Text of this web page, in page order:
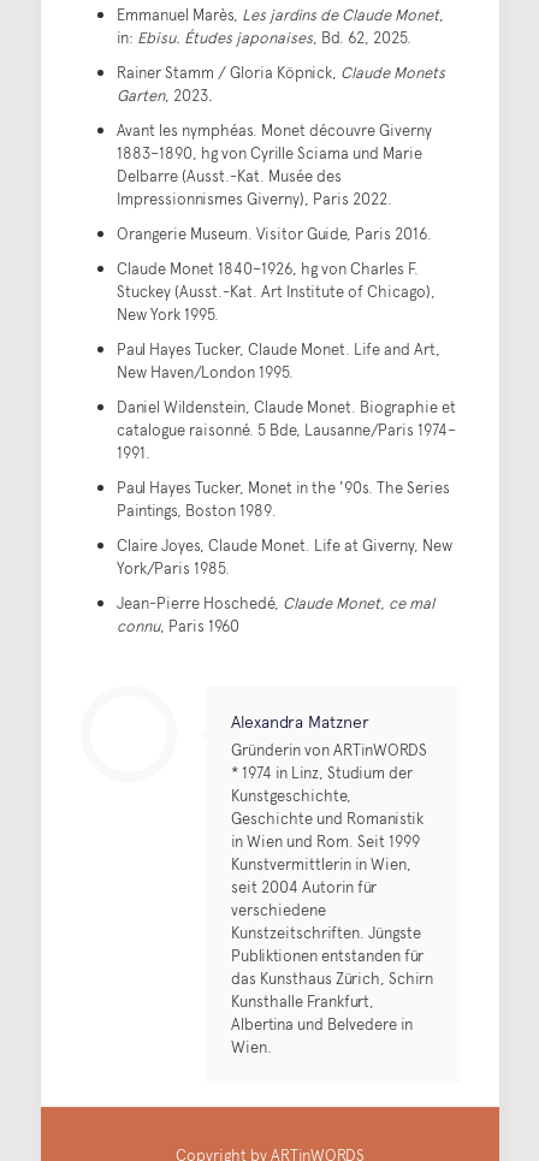
Emmanuel Marès, Les jardins de Claude Monet,
in: Ebisu. Études japonaises, Bd. 62, 2025.
Rainer Stamm / Gloria Köpnick, Claude Monets
Garten, 2023.
Avant les nymphéas. Monet découvre Giverny
1883–1890, hg von Cyrille Sciama und Marie
Delbarre (Ausst.-Kat. Musée des
Impressionnismes Giverny), Paris 2022.
Orangerie Museum. Visitor Guide, Paris 2016.
Claude Monet 1840–1926, hg von Charles F.
Stuckey (Ausst.-Kat. Art Institute of Chicago),
New York 1995.
Paul Hayes Tucker, Claude Monet. Life and Art,
New Haven/London 1995.
Daniel Wildenstein, Claude Monet. Biographie et
catalogue raisonné. 5 Bde, Lausanne/Paris 1974–
1991.
Paul Hayes Tucker, Monet in the '90s. The Series
Paintings, Boston 1989.
Claire Joyes, Claude Monet. Life at Giverny, New
York/Paris 1985.
Jean-Pierre Hoschedé, Claude Monet, ce mal
connu, Paris 1960
Alexandra Matzner
Gründerin von ARTinWORDS
* 1974 in Linz, Studium der
Kunstgeschichte,
Geschichte und Romanistik
in Wien und Rom. Seit 1999
Kunstvermittlerin in Wien,
seit 2004 Autorin für
verschiedene
Kunstzeitschriften. Jüngste
Publiktionen entstanden für
das Kunsthaus Zürich, Schirn
Kunsthalle Frankfurt,
Albertina und Belvedere in
Wien.
Copyright by ARTinWORDS